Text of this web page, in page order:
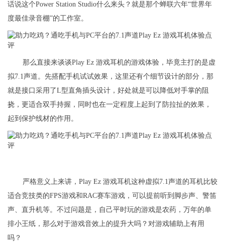
话说这个Power Station Studio什么来头？就是那个蝉联六年“世界年
度最佳录音棚”的工作室。
​那么直接来谈谈Play Ez 游戏耳机的游戏体验，毕竟主打的是虚
拟7.1声道。先搭配手机试试效果，这里还有个细节设计的部分，那
就是接口采用了L型直角插头设计，好处就是可以降低对手掌的阻
挠，更适合双手持握，同时也在一定程度上起到了防拉扯的效果，
起到保护线材的作用。
严格意义上来讲，Play Ez 游戏耳机这种虚拟7.1声道的耳机比较
适合竞技类的FPS游戏和RAC赛车游戏，可以提前听到脚步声、警笛
声、直升机等。不过问题是，自己平时玩的游戏是农药，万年的单
排小王纸，那么对于游戏音效上的提升大吗？对游戏辅助上有用
吗？